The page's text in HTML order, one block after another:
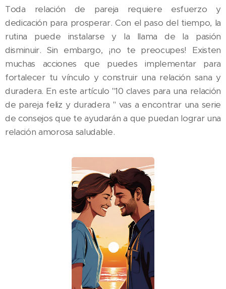
Toda relación de pareja requiere esfuerzo y
dedicación para prosperar. Con el paso del tiempo, la
rutina puede instalarse y la llama de la pasión
disminuir. Sin embargo, ¡no te preocupes! Existen
muchas acciones que puedes implementar para
fortalecer tu vínculo y construir una relación sana y
duradera. En este artículo "10 claves para una relación
de pareja feliz y duradera " vas a encontrar una serie
de consejos que te ayudarán a que puedan lograr una
relación amorosa saludable.